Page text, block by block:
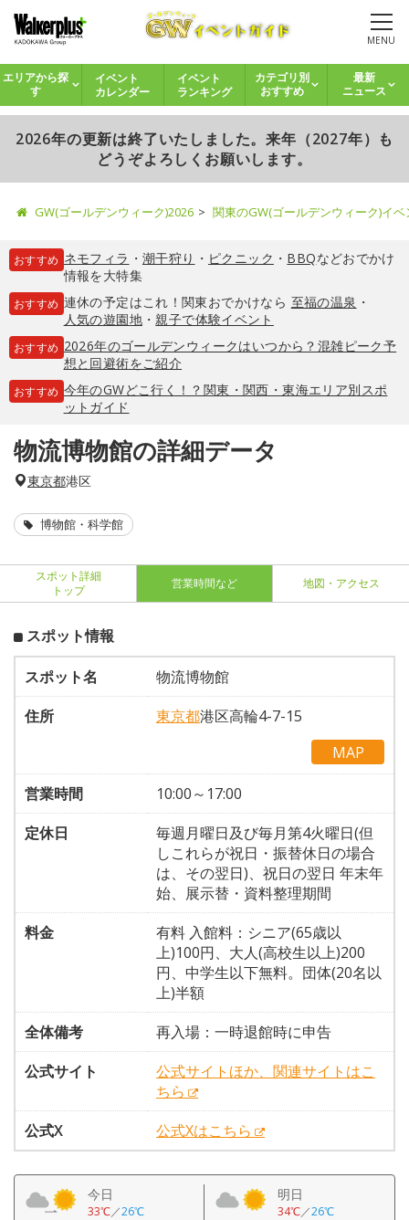
MENU
エリアから探
す
イベント
カレンダー
イベント
ランキング
カテゴリ別
おすすめ
最新
ニュース
2026年の更新は終了いたしました。来年（2027年）も
どうぞよろしくお願いします。
GW(ゴールデンウィーク)2026 関東のGW(ゴールデンウィーク)イ
おすすめ ネモフィラ ・ 潮干狩り ・ ピクニック ・ BBQなどおでかけ
情報を大特集
おすすめ 連休の予定はこれ！関東おでかけなら 至福の温泉 ・
人気の遊園地・親子で体験イベント
おすすめ 2026年のゴールデンウィークはいつから？混雑ピーク予
想と回避術をご紹介
おすすめ 今年のGWどこ行く！？関東・関西・東海エリア別スポ
ットガイド
物流博物館の詳細データ
東京都港区
博物館・科学館
スポット詳細
トップ
営業時間など 地図・アクセス
スポット情報
スポット名
物流博物館
住所
東京都港区高輪4-7-15
MAP
営業時間
10:00～17:00
定休日
毎週月曜日及び毎月第4火曜日(但
しこれらが祝日・振替休日の場合
は、その翌日)、祝日の翌日 年末年
始、展示替・資料整理期間
料金
有料 入館料：シニア(65歳以
上)100円、大人(高校生以上)200
円、中学生以下無料。団体(20名以
上)半額
全体備考
再入場：一時退館時に申告
公式サイト
公式サイトほか、関連サイトはこ
ちら
公式X
公式Xはこちら
今日
33℃／26℃
明日
34℃／26℃